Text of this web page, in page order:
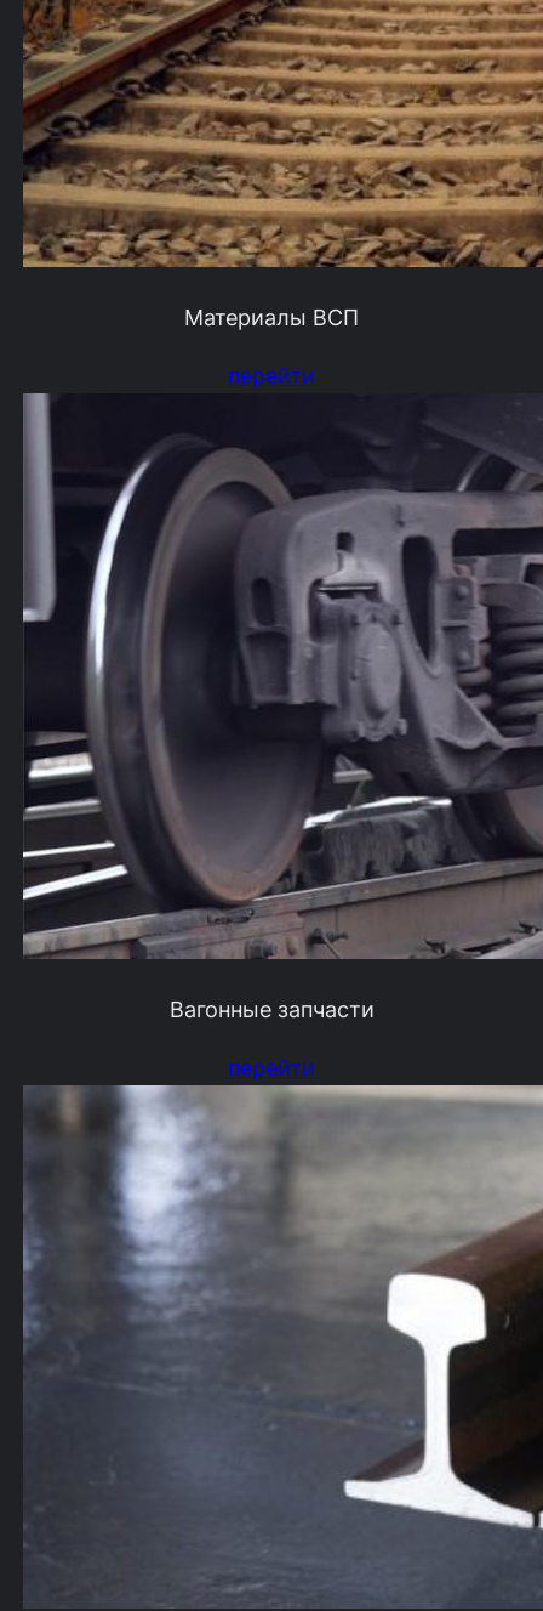
Материалы ВСП
перейти
Вагонные запчасти
перейти